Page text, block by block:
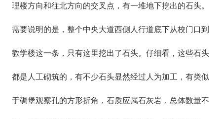
理楼方向和往北方向的交叉点，有一堆地下挖出的石头。
需要说明的是，整个中央大道西侧人行道底下从校门口到
教学楼这一条，只有这里挖出了石头。仔细看，这些石头
都是人工砌筑的，有不少石头显然经过人为加工，有类似
于碉堡观察孔的方形折角，石质应属石灰岩，总体数量不